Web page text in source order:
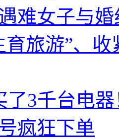
难女子与
育旅游”、
了3千台电
疯狂下单